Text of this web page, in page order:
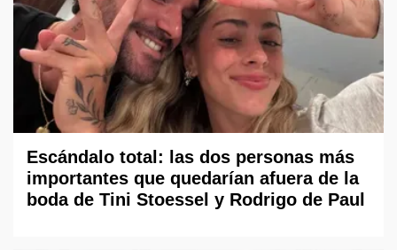
Escándalo total: las dos personas más
importantes que quedarían afuera de la
boda de Tini Stoessel y Rodrigo de Paul